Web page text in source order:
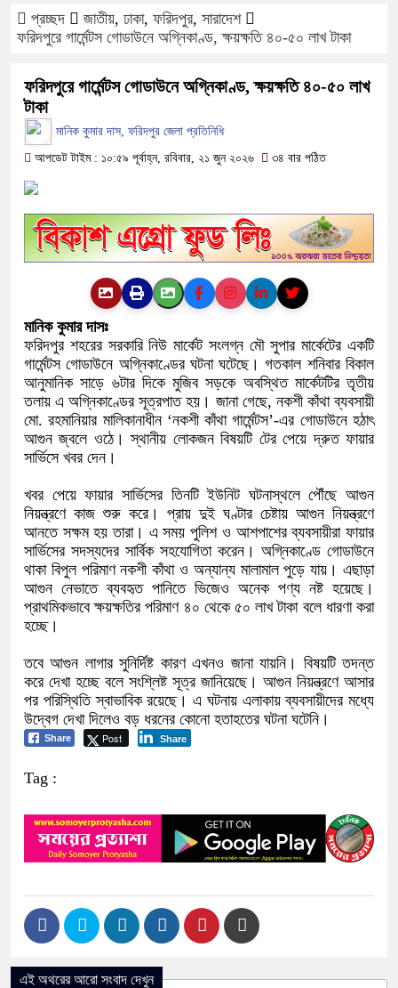
ফরিদপুরে ওজোপাডিকোর উদ্যোগে
প্রচ্ছদ জাতীয়, ঢাকা, ফরিদপুর, সারাদেশ
ফরিদপুরে গার্মেন্টস গোডাউনে অগ্নিকাণ্ড, ক্ষয়ক্ষতি ৪০-৫০ লাখ টাকা
ফরিদপুরে গার্মেন্টস গোডাউনে অগ্নিকাণ্ড, ক্ষয়ক্ষতি ৪০-৫০ লাখ
টাকা
মানিক কুমার দাস, ফরিদপুর জেলা প্রতিনিধি
আপডেট টাইম : ১০:৫৯ পূর্বাহ্ন, রবিবার, ২১ জুন ২০২৬
৩৪ বার পঠিত
মানিক কুমার দাসঃ
ফরিদপুর শহরের সরকারি নিউ মার্কেট সংলগ্ন মৌ সুপার মার্কেটের একটি
গার্মেন্টস গোডাউনে অগ্নিকাণ্ডের ঘটনা ঘটেছে। গতকাল শনিবার বিকাল
আনুমানিক সাড়ে ৬টার দিকে মুজিব সড়কে অবস্থিত মার্কেটটির তৃতীয়
তলায় এ অগ্নিকাণ্ডের সূত্রপাত হয়। জানা গেছে, নকশী কাঁথা ব্যবসায়ী
মো. রহমানিয়ার মালিকানাধীন ‘নকশী কাঁথা গার্মেন্টস’-এর গোডাউনে হঠাৎ
আগুন জ্বলে ওঠে। স্থানীয় লোকজন বিষয়টি টের পেয়ে দ্রুত ফায়ার
সার্ভিসে খবর দেন।
খবর পেয়ে ফায়ার সার্ভিসের তিনটি ইউনিট ঘটনাস্থলে পৌঁছে আগুন
নিয়ন্ত্রণে কাজ শুরু করে। প্রায় দুই ঘণ্টার চেষ্টায় আগুন নিয়ন্ত্রণে
আনতে সক্ষম হয় তারা। এ সময় পুলিশ ও আশপাশের ব্যবসায়ীরা ফায়ার
সার্ভিসের সদস্যদের সার্বিক সহযোগিতা করেন। অগ্নিকাণ্ডে গোডাউনে
থাকা বিপুল পরিমাণ নকশী কাঁথা ও অন্যান্য মালামাল পুড়ে যায়। এছাড়া
আগুন নেভাতে ব্যবহৃত পানিতে ভিজেও অনেক পণ্য নষ্ট হয়েছে।
প্রাথমিকভাবে ক্ষয়ক্ষতির পরিমাণ ৪০ থেকে ৫০ লাখ টাকা বলে ধারণা করা
হচ্ছে।
তবে আগুন লাগার সুনির্দিষ্ট কারণ এখনও জানা যায়নি। বিষয়টি তদন্ত
করে দেখা হচ্ছে বলে সংশ্লিষ্ট সূত্র জানিয়েছে। আগুন নিয়ন্ত্রণে আসার
পর পরিস্থিতি স্বাভাবিক রয়েছে। এ ঘটনায় এলাকায় ব্যবসায়ীদের মধ্যে
উদ্বেগ দেখা দিলেও বড় ধরনের কোনো হতাহতের ঘটনা ঘটেনি।
Share Post Share
Tag :
এই অথরের আরো সংবাদ দেখুন